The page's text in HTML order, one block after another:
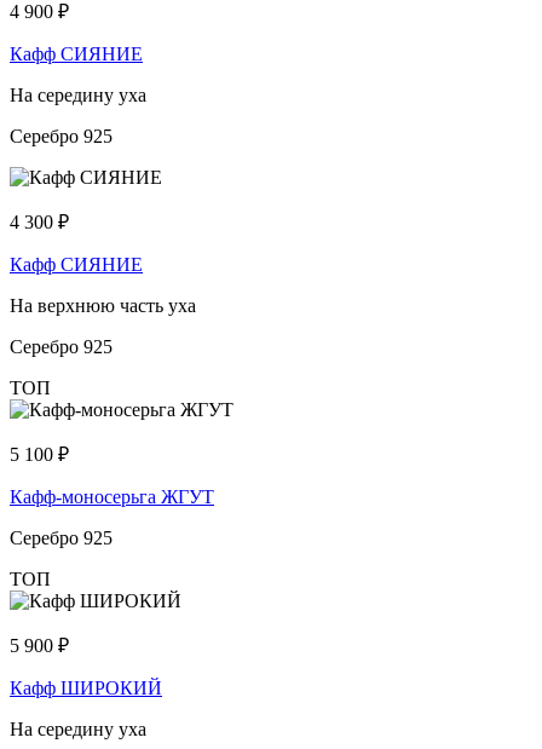
4 900 ₽
Кафф СИЯНИЕ
На середину уха
Серебро 925
4 300 ₽
Кафф СИЯНИЕ
На верхнюю часть уха
Серебро 925
ТОП
5 100 ₽
Кафф-моносерьга ЖГУТ
Серебро 925
ТОП
5 900 ₽
Кафф ШИРОКИЙ
На середину уха